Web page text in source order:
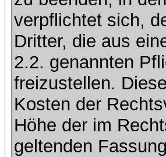
verpflichtet sich,
Dritter, die aus
2.2. genannten
freizustellen.
Kosten der
Höhe der im
geltenden